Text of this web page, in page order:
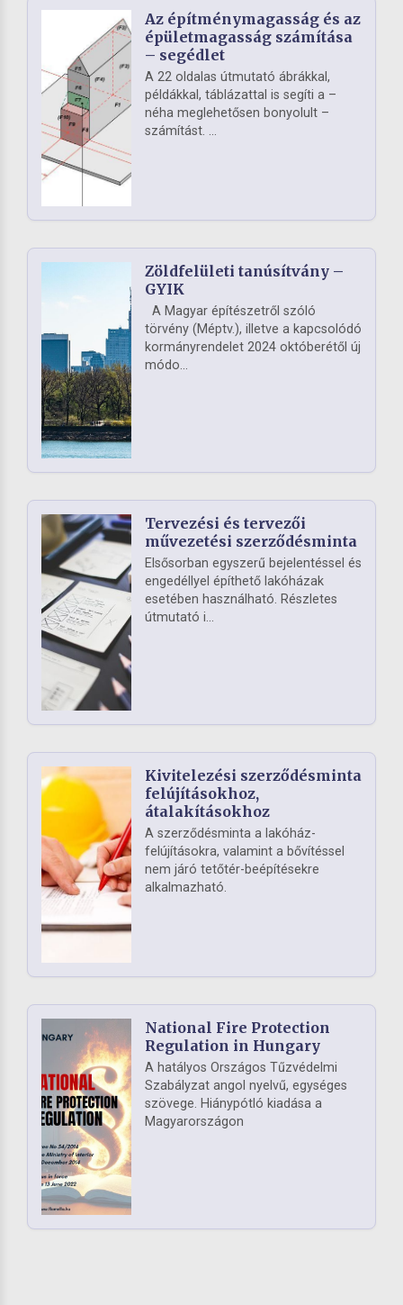
Az építménymagasság és az
épületmagasság számítása
– segédlet
A 22 oldalas útmutató ábrákkal,
példákkal, táblázattal is segíti a –
néha meglehetősen bonyolult –
számítást. ...
Zöldfelületi tanúsítvány –
GYIK
A Magyar építészetről szóló
törvény (Méptv.), illetve a kapcsolódó
kormányrendelet 2024 októberétől új
módo...
Tervezési és tervezői
művezetési szerződésminta
Elsősorban egyszerű bejelentéssel és
engedéllyel építhető lakóházak
esetében használható. Részletes
útmutató i...
Kivitelezési szerződésminta
felújításokhoz,
átalakításokhoz
A szerződésminta a lakóház-
felújításokra, valamint a bővítéssel
nem járó tetőtér-beépítésekre
alkalmazható.
National Fire Protection
Regulation in Hungary
A hatályos Országos Tűzvédelmi
Szabályzat angol nyelvű, egységes
szövege. Hiánypótló kiadása a
Magyarországon